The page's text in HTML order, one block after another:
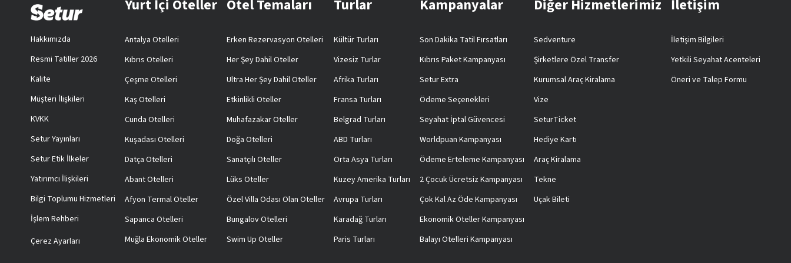
Hakkımızda
Resmi Tatiller 2026
Kalite
Müşteri İlişkileri
KVKK
Setur Yayınları
Setur Etik İlkeler
Yatırımcı İlişkileri
Bilgi Toplumu Hizmetleri
İşlem Rehberi
Çerez Ayarları
Yurt İçi Oteller
Antalya Otelleri
Kıbrıs Otelleri
Çeşme Otelleri
Kaş Otelleri
Cunda Otelleri
Kuşadası Otelleri
Datça Otelleri
Abant Otelleri
Afyon Termal Oteller
Sapanca Otelleri
Muğla Ekonomik Oteller
Otel Temaları
Erken Rezervasyon Otelleri
Her Şey Dahil Oteller
Ultra Her Şey Dahil Oteller
Etkinlikli Oteller
Muhafazakar Oteller
Doğa Otelleri
Sanatçılı Oteller
Lüks Oteller
Özel Villa Odası Olan Oteller
Bungalov Otelleri
Swim Up Oteller
Turlar
Kültür Turları
Vizesiz Turlar
Afrika Turları
Fransa Turları
Belgrad Turları
ABD Turları
Orta Asya Turları
Kuzey Amerika Turları
Avrupa Turları
Karadağ Turları
Paris Turları
Kampanyalar
Son Dakika Tatil Fırsatları
Kıbrıs Paket Kampanyası
Setur Extra
Ödeme Seçenekleri
Seyahat İptal Güvencesi
Worldpuan Kampanyası
Ödeme Erteleme Kampanyası
2 Çocuk Ücretsiz Kampanyası
Çok Kal Az Öde Kampanyası
Ekonomik Oteller Kampanyası
Balayı Otelleri Kampanyası
Diğer Hizmetlerimiz
Sedventure
Şirketlere Özel Transfer
Kurumsal Araç Kiralama
Vize
SeturTicket
Hediye Kartı
Araç Kiralama
Tekne
Uçak Bileti
İletişim
İletişim Bilgileri
Yetkili Seyahat Acenteleri
Öneri ve Talep Formu